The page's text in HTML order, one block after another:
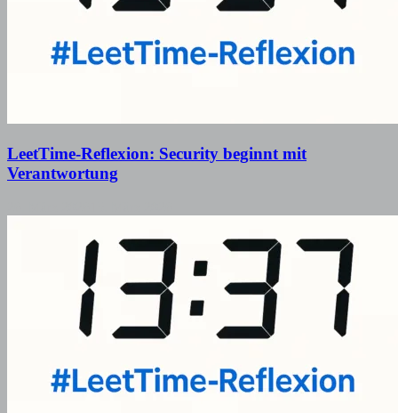
LeetTime-Reflexion: Security beginnt mit
Verantwortung